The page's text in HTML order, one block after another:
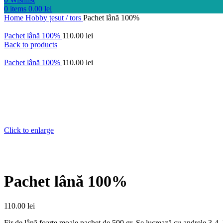
0 items 0.00 lei
Home Hobby țesut / tors Pachet lână 100%
Pachet lână 100% 110.00 lei
Back to products
Pachet lână 100% 110.00 lei
Click to enlarge
Pachet lână 100%
110.00 lei